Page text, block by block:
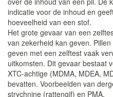
indicatie voor de inhoud en
hoeveelheid van een stof.
Het grote gevaar van een
van zekerheid kan geven.
geven met een zelftest vaak
uitkomsten. Dit gevaar bestaat
XTC-achtige (MDMA, MDEA,
bevatten. Voorbeelden van
strychnine (rattengif) en PMA.